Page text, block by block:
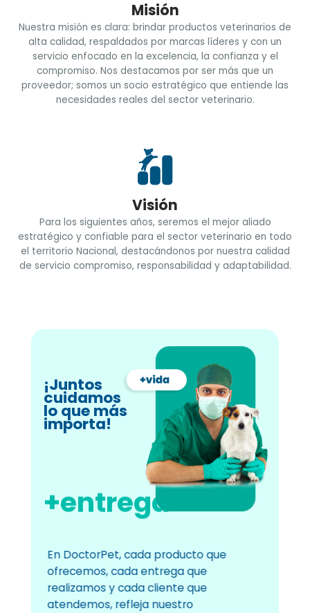
Misión
Nuestra misión es clara: brindar productos veterinarios de
alta calidad, respaldados por marcas líderes y con un
servicio enfocado en la excelencia, la confianza y el
compromiso. Nos destacamos por ser más que un
proveedor; somos un socio estratégico que entiende las
necesidades reales del sector veterinario.
Visión
Para los siguientes años, seremos el mejor aliado
estratégico y confiable para el sector veterinario en todo
el territorio Nacional, destacándonos por nuestra calidad
de servicio compromiso, responsabilidad y adaptabilidad.
En DoctorPet, cada producto que
ofrecemos, cada entrega que
realizamos y cada cliente que
atendemos, refleja nuestro
+entrega
¡Juntos
cuidamos
lo que más
importa!